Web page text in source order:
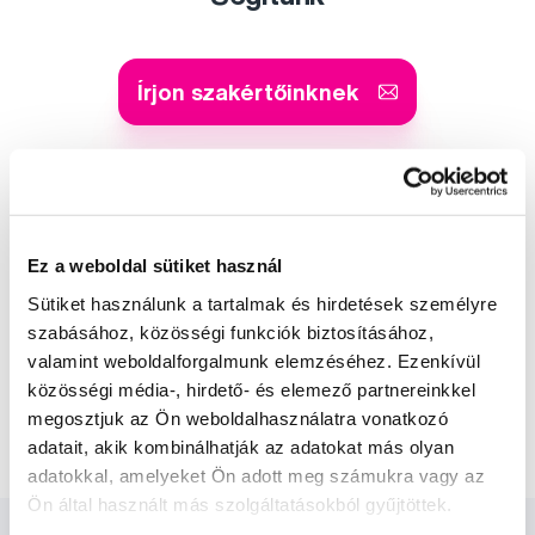
Ez a weboldal sütiket használ
Sütiket használunk a tartalmak és hirdetések személyre
szabásához, közösségi funkciók biztosításához,
valamint weboldalforgalmunk elemzéséhez. Ezenkívül
közösségi média-, hirdető- és elemező partnereinkkel
megosztjuk az Ön weboldalhasználatra vonatkozó
adatait, akik kombinálhatják az adatokat más olyan
adatokkal, amelyeket Ön adott meg számukra vagy az
Ön által használt más szolgáltatásokból gyűjtöttek.
Írjon szakértőinknek
a Profimed dentálhigiénikusa, egyetemi
Dr. Szabó Dániel
a Profimed fogorvosa, Lioral Fogászati
és Szájsebészeti Klinika